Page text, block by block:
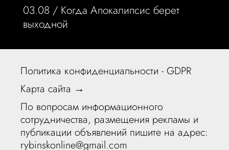
03.08 / Когда Апокалипсис берет
выходной
Политика конфиденциальности - GDPR
Карта сайта →
По вопросам информационного
сотрудничества, размещения рекламы и
публикации объявлений пишите на адрес:
rybinskonline@gmail.com